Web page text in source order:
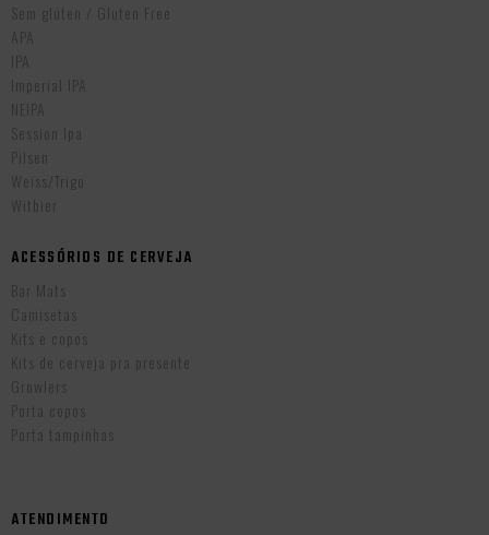
Sem glúten / Gluten Free
APA
IPA
Imperial IPA
NEIPA
Session Ipa
Pilsen
Weiss/Trigo
Witbier
ACESSÓRIOS DE CERVEJA
Bar Mats
Camisetas
Kits e copos
Kits de cerveja pra presente
Growlers
Porta copos
Porta tampinhas
ATENDIMENTO